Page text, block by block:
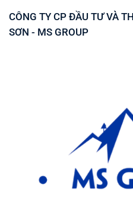
CÔNG TY CP ĐẦU TƯ VÀ
SƠN - MS GROUP